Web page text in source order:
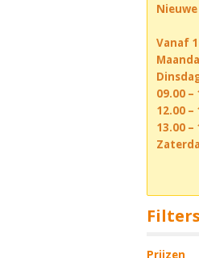
Vanaf
09.00 –
12.00
13.00 –
Filters
Prijzen